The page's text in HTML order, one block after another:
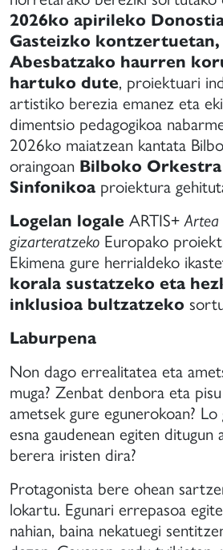
2026ko apirileko
Gasteizko kontzertuetan,
Abesbatzako haurren
hartuko dute, proiektuari
artistiko berezia emanez eta
dimentsio pedagogikoa
2026ko maiatzean kantata
oraingoan Bilboko Orkestra
Sinfonikoa proiektura
Logelan logale ARTIS+Artea
gizarteratzeko Europako
Ekimena gure herrialdeko
korala sustatzeko eta
inklusioa bultzatzeko
Laburpena
Non dago errealitatea eta
muga? Zenbat denbora eta
ametsek gure egunerokoan? Lo
esna gaudenean egiten ditugun
berera iristen dira?
Protagonista bere ohean
lokartu. Egunari errepasoa
nahian, baina nekatuegi